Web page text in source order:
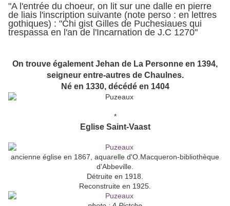
"A l'entrée du choeur, on lit sur une dalle en pierre
de liais l'inscription suivante (note perso : en lettres
gothiques) : "Chi gist Gilles de Puchesiaues qui
trespassa en l'an de l'Incarnation de J.C 1270"
On trouve également Jehan de La Personne en 1394,
seigneur entre-autres de Chaulnes.
Né en 1330, décédé en 1404
*
Eglise Saint-Vaast
ancienne église en 1867, aquarelle d'O.Macqueron-bibliothèque
d'Abbeville.
Détruite en 1918.
Reconstruite en 1925.